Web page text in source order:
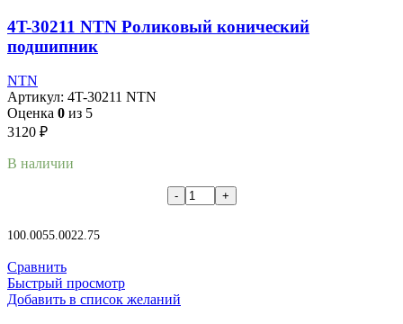
4T-30211 NTN Роликовый конический
подшипник
NTN
Артикул: 4T-30211 NTN
Оценка 0 из 5
3120 ₽
В наличии
100.0055.0022.75
Сравнить
Быстрый просмотр
Добавить в список желаний